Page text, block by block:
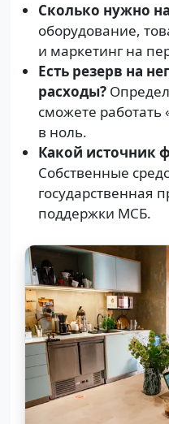
Сколько нужно на
оборудование,
и маркетинг на
Есть резерв на
расходы?
сможете работать
в ноль.
Какой источник
Собственные
государственная
поддержки МСБ.